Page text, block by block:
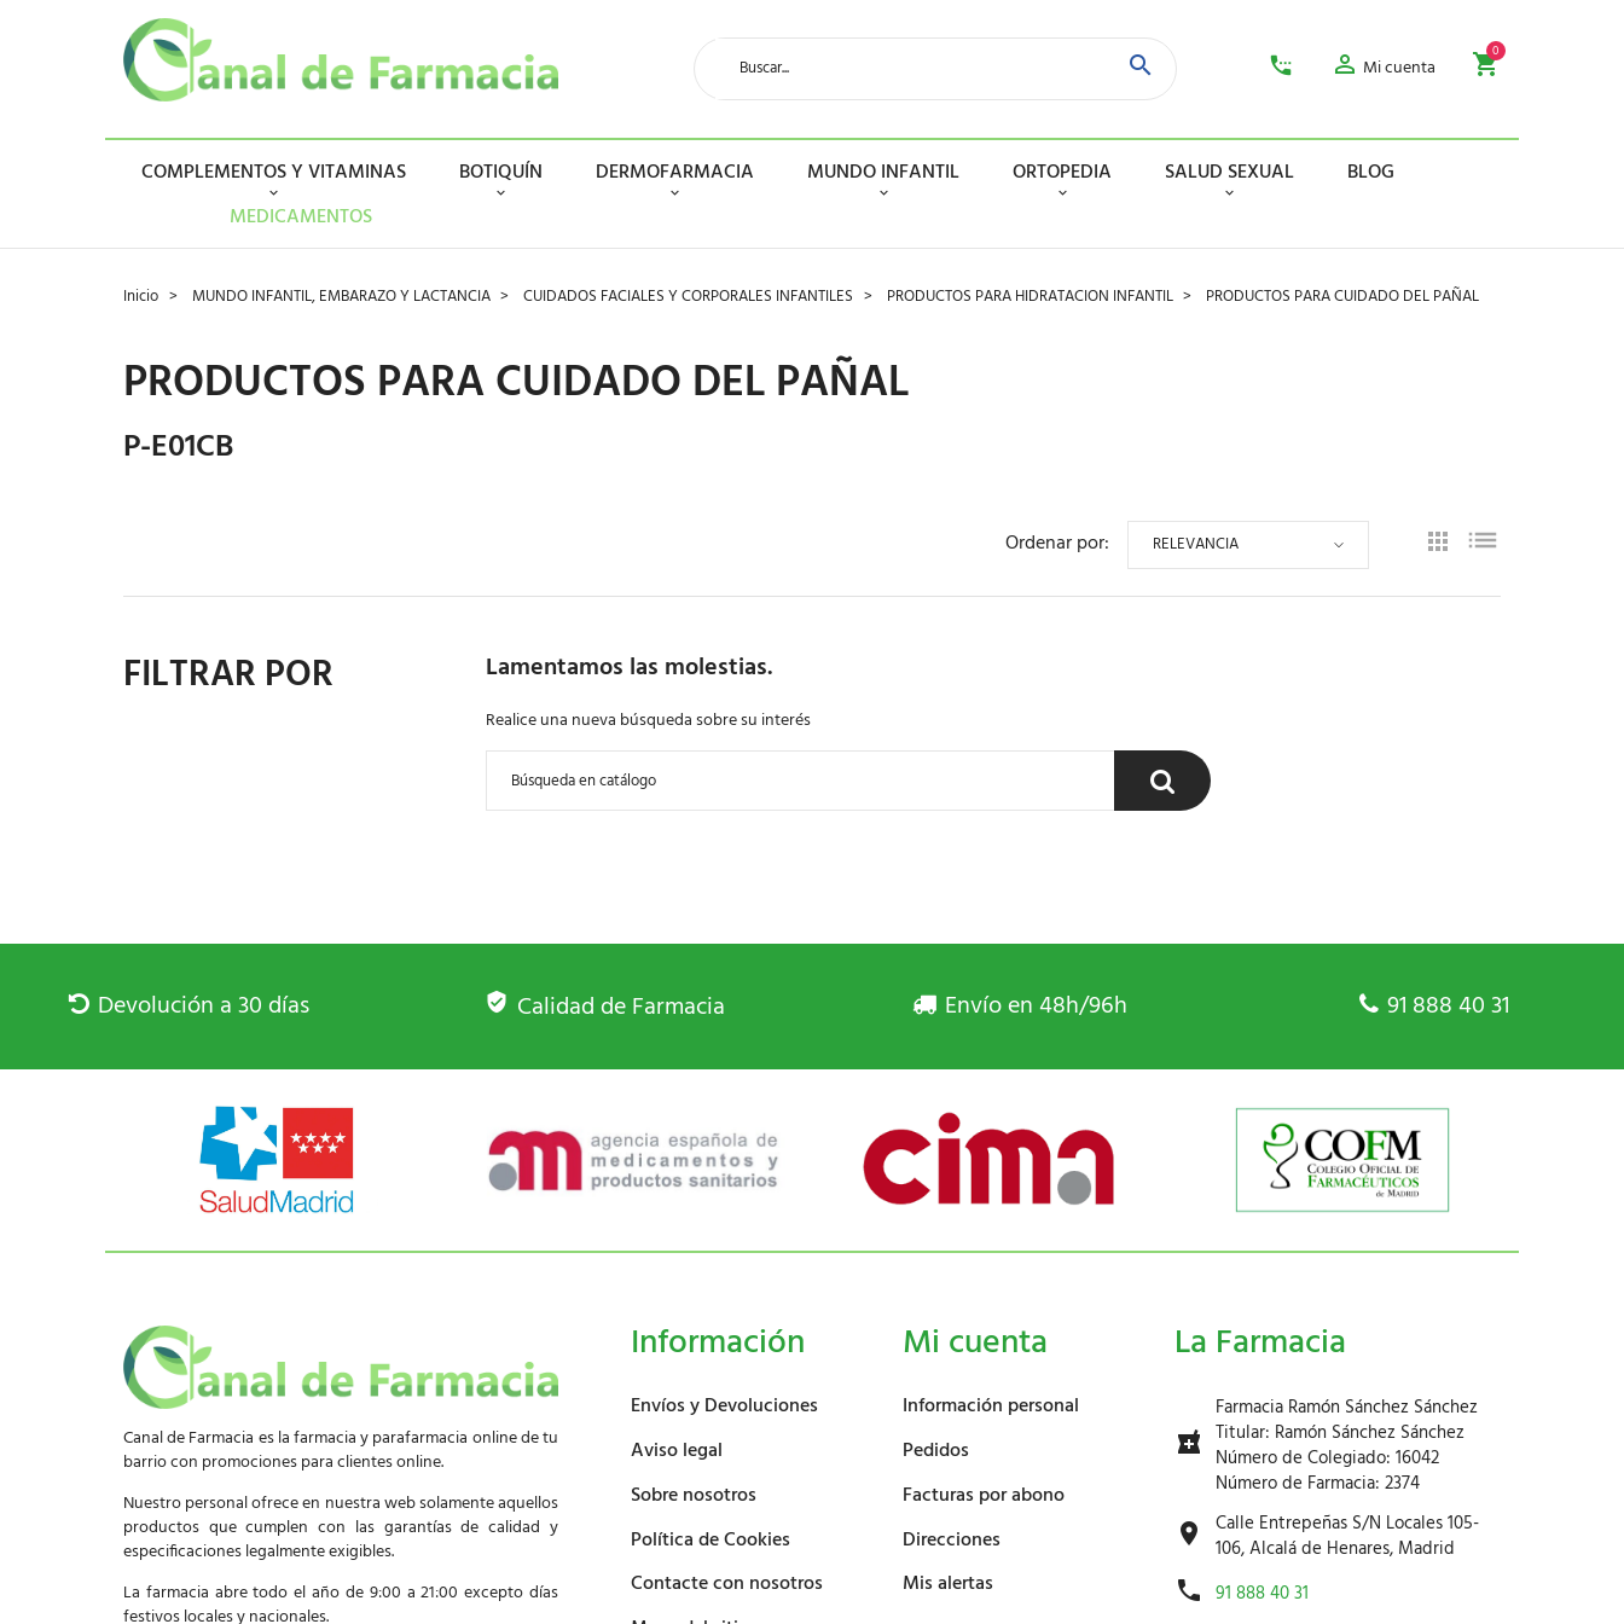
Mi cuenta
0
COMPLEMENTOS Y VITAMINAS BOTIQUÍN DERMOFARMACIA MUNDO INFANTIL ORTOPEDIA SALUD SEXUAL
BLOG
MEDICAMENTOS
Inicio MUNDO INFANTIL, EMBARAZO Y LACTANCIA CUIDADOS FACIALES Y CORPORALES INFANTILES PRODUCTOS PARA HIDRATACION INFANTIL PRODUCTOS PARA CUIDADO DEL PAÑAL
PRODUCTOS PARA CUIDADO DEL PAÑAL
P-E01CB
Ordenar por: RELEVANCIA
Lamentamos las molestias.
Realice una nueva búsqueda sobre su interés
FILTRAR POR
Devolución a 30 días Calidad de Farmacia Envío en 48h/96h 91 888 40 31
Canal de Farmacia es la farmacia y parafarmacia online de tu
barrio con promociones para clientes online.
Nuestro personal ofrece en nuestra web solamente aquellos
productos que cumplen con las garantías de calidad y
especificaciones legalmente exigibles.
La farmacia abre todo el año de 9:00 a 21:00 excepto días
festivos locales y nacionales.
Información
Envíos y Devoluciones
Aviso legal
Sobre nosotros
Política de Cookies
Contacte con nosotros
Mi cuenta
Información personal
Pedidos
Facturas por abono
Direcciones
Mis alertas
La Farmacia
Farmacia Ramón Sánchez Sánchez
Titular: Ramón Sánchez Sánchez
Número de Colegiado: 16042
Número de Farmacia: 2374
Calle Entrepeñas S/N Locales 105-
106, Alcalá de Henares, Madrid
91 888 40 31